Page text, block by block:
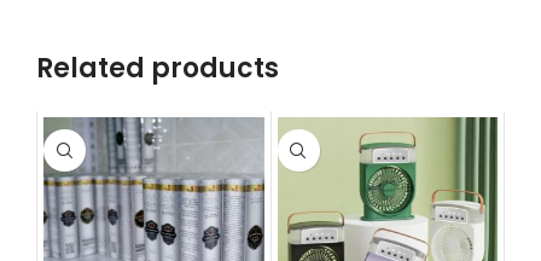
Related products